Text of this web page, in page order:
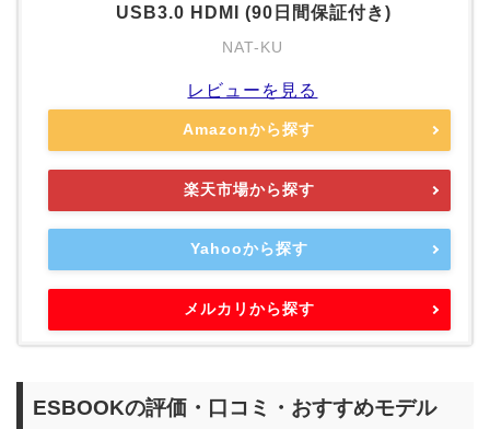
USB3.0 HDMI (90日間保証付き)
NAT-KU
レビューを見る
Amazonから探す
楽天市場から探す
Yahooから探す
メルカリから探す
ESBOOKの評価・口コミ・おすすめモデル